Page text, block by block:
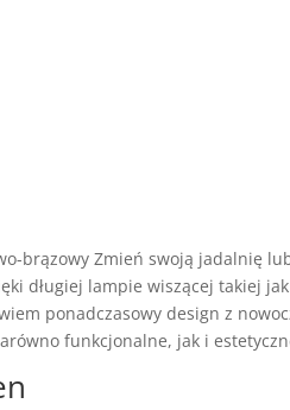
brązowy Zmień swoją jadalnię
długiej lampie wiszącej takiej
ponadczasowy design z
funkcjonalne, jak i